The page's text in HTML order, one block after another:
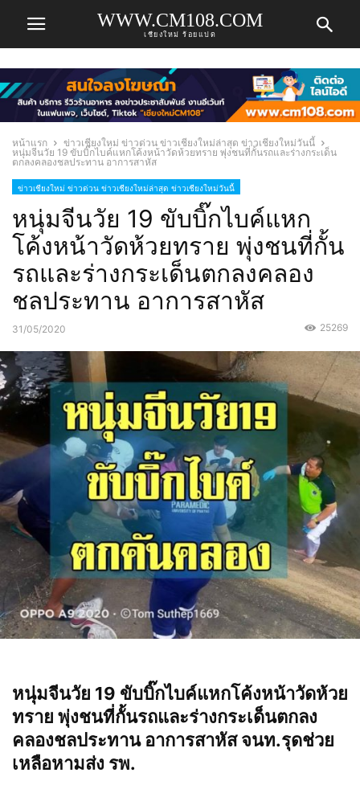
WWW.CM108.COM
เชียงใหม่ ร้อยแปด
หน้าแรก
ข่าวเชียงใหม่ ข่าวด่วน ข่าวเชียงใหม่ล่าสุด ข่าวเชียงใหม่วันนี้
หนุ่มจีนวัย 19 ขับบิ๊กไบค์แหกโค้งหน้าวัดห้วยทราย พุ่งชนที่กั้นรถและร่างกระเด็น
ตกลงคลองชลประทาน อาการสาหัส
ข่าวเชียงใหม่ ข่าวด่วน ข่าวเชียงใหม่ล่าสุด ข่าวเชียงใหม่วันนี้
หนุ่มจีนวัย 19 ขับบิ๊กไบค์แหก
โค้งหน้าวัดห้วยทราย พุ่งชนที่กั้น
รถและร่างกระเด็นตกลงคลอง
ชลประทาน อาการสาหัส
31/05/2020 25269
หนุ่มจีนวัย 19 ขับบิ๊กไบค์แหกโค้งหน้าวัดห้วย
ทราย พุ่งชนที่กั้นรถและร่างกระเด็นตกลง
คลองชลประทาน อาการสาหัส จนท.รุดช่วย
เหลือหามส่ง รพ.